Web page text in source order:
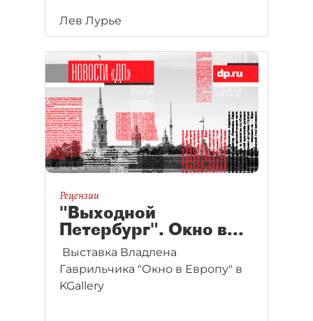
Лев Лурье
Рецензии
"Выходной
Петербург". Окно в...
Выставка Владлена
Гаврильчика "Окно в Европу" в
KGallery